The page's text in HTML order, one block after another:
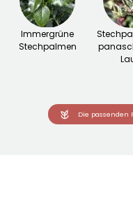
Immergrüne
Stechpalmen
Die